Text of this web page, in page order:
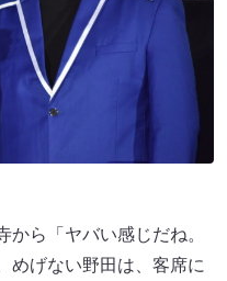
から「ヤバい感じだね。
めげない野田は、客席に